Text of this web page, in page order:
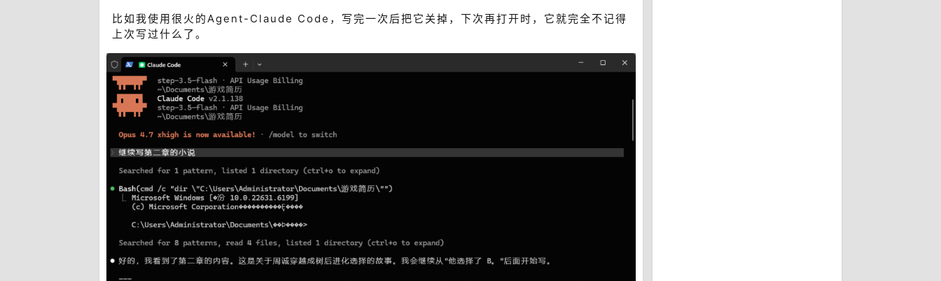
比如我使用很火的Agent-Claude Code，写完一次后把它关掉，下次再打开时，它就完全不记得
上次写过什么了。